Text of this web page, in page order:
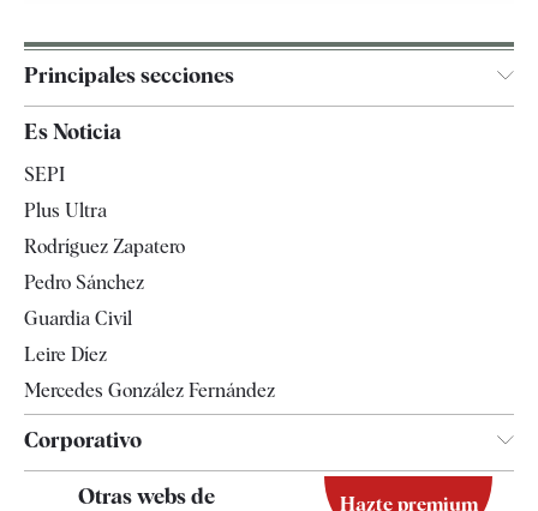
Principales secciones
España
Televisión
Es Noticia
SEPI
Plus Ultra
Rodríguez Zapatero
Pedro Sánchez
Guardia Civil
Leire Díez
Mercedes González Fernández
Corporativo
Contacto
Otras webs de Hazte premium